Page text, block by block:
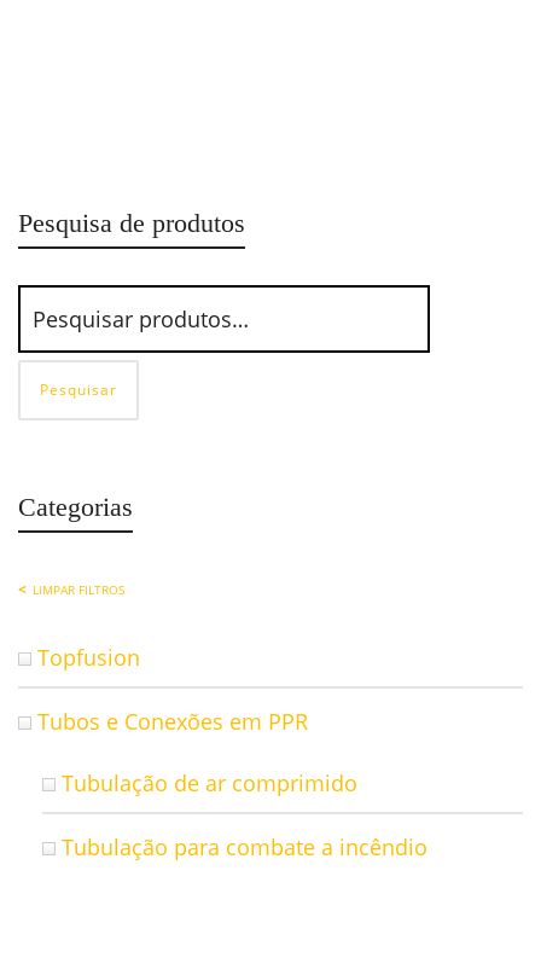
Pesquisa de produtos
Pesquisar
Categorias
LIMPAR FILTROS
Topfusion
Tubos e Conexões em PPR
Tubulação de ar comprimido
Tubulação para combate a incêndio